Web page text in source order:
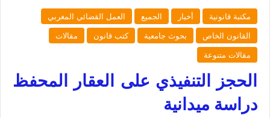
مكتبة قانونية أخبار الجميع
العمل القضائي المغربي
القانون الخاص
بحوث جامعية كتب قانون
مقالات
مقالات متنوعة
الحجز التنفيذي على العقار المحفظ
دراسة ميدانية